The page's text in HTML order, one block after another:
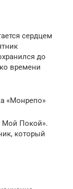
сердцем
до
времени
«Монрепо»
Мой Покой».
который